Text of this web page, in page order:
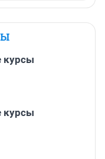
курсы
курсы